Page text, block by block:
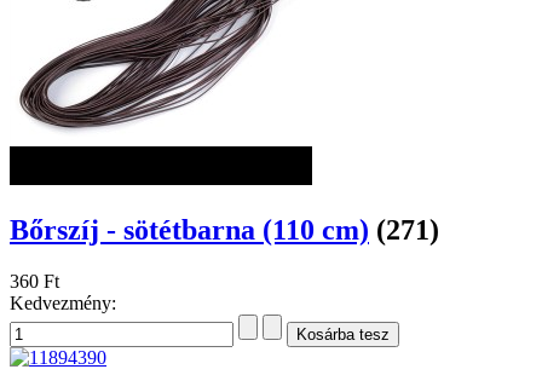
Bőrszíj - sötétbarna (110 cm) (271)
360 Ft
Kedvezmény: